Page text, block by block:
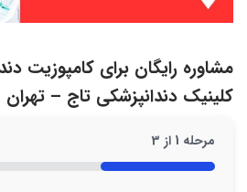
مشاوره رایگان برای کامپوزیت
کلینیک دندانپزشکی تاج – تهران
مرحله 1 از 3
33%